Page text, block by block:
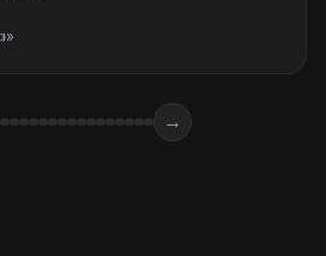
»
→